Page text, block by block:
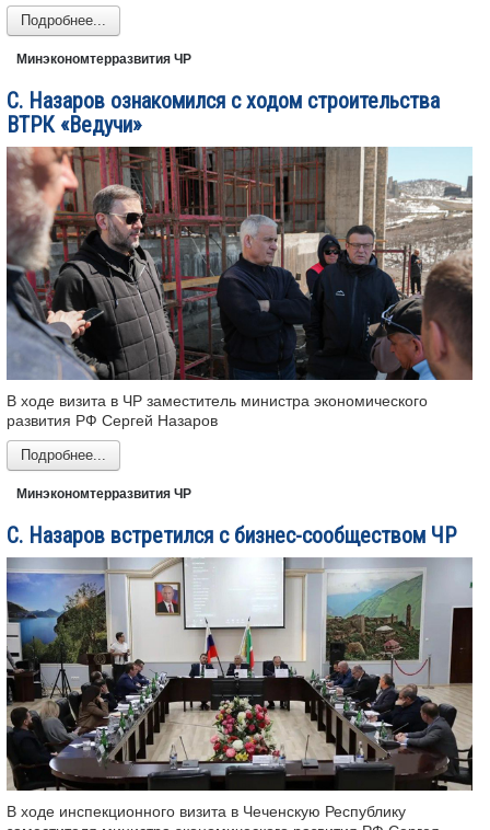
Подробнее...
Минэкономтерразвития ЧР
С. Назаров ознакомился с ходом строительства
ВТРК «Ведучи»
В ходе визита в ЧР заместитель министра экономического
развития РФ Сергей Назаров
Подробнее...
Минэкономтерразвития ЧР
С. Назаров встретился с бизнес-сообществом ЧР
В ходе инспекционного визита в Чеченскую Республику